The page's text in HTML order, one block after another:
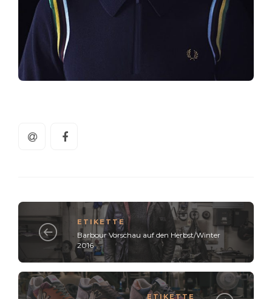
ETIKETTE
Barbour Vorschau auf den Herbst/Winter
2016
ETIKETTE